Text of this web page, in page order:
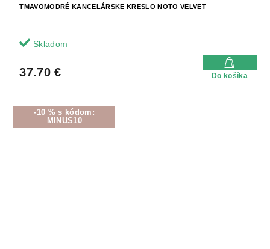
TMAVOMODRÉ KANCELÁRSKE KRESLO NOTO VELVET
Skladom
37.70 € Do košíka
-10 % s kódom:
MINUS10